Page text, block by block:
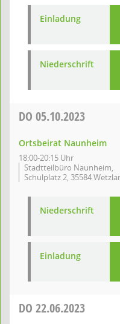
Einladung
Niederschrift
DO 05.10.2023
Ortsbeirat Naunheim
18:00-20:15 Uhr
Stadtteilbüro Naunheim,
Schulplatz 2, 35584 Wetzlar
Niederschrift
Einladung
DO 22.06.2023